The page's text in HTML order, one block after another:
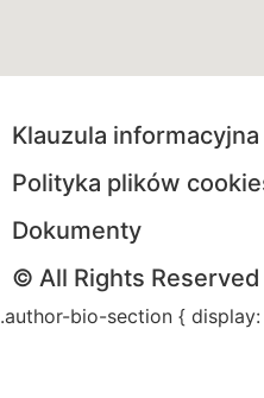
Klauzula informacyjna
Polityka plików
Dokumenty
© All Rights
.author-bio-section {